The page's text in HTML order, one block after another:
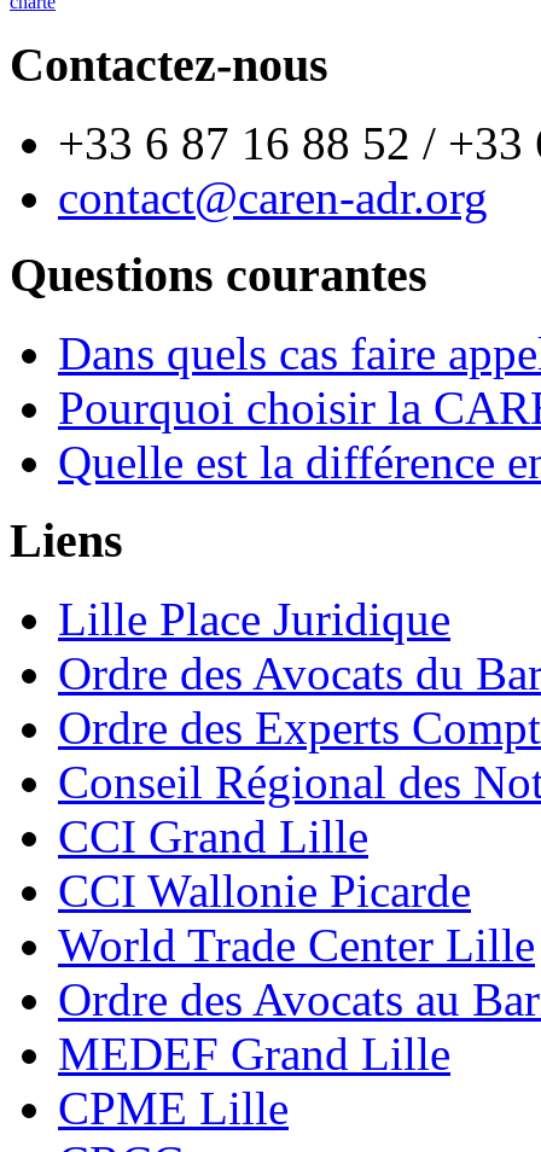
Contactez-nous
+33 6 87 16 88 52 / +33
contact@caren-adr.org
Questions courantes
Dans quels cas faire
Pourquoi choisir la
Quelle est la différence
Liens
Lille Place Juridique
Ordre des Avocats du
Ordre des Experts
Conseil Régional des
CCI Grand Lille
CCI Wallonie Picarde
World Trade Center Lille
Ordre des Avocats au
MEDEF Grand Lille
CPME Lille